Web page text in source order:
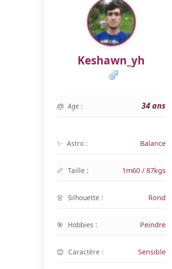
Keshawn_yh
Age : 34 ans
Astro : Balance
Taille : 1m60 / 87kgs
Silhouette : Rond
Hobbies : Peindre
Caractère : Sensible